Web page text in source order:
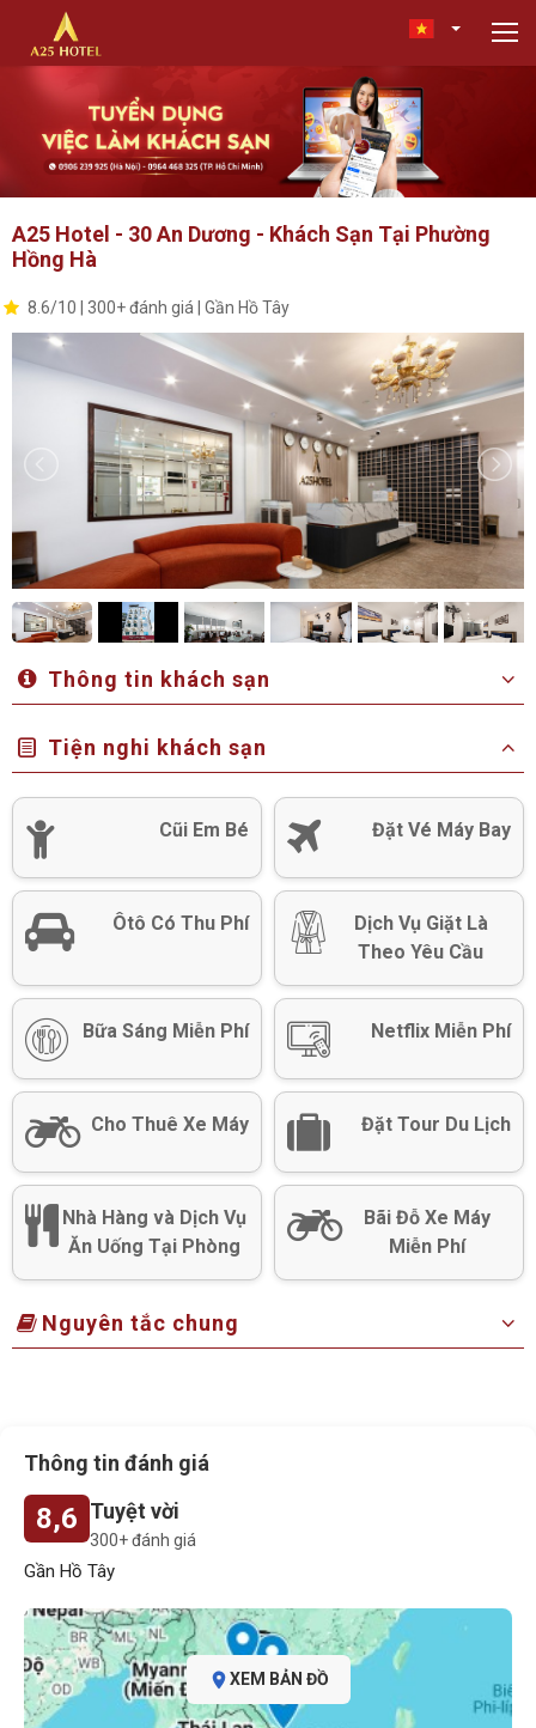
A25 Hotel - 30 An Dương - Khách Sạn Tại Phường
Hồng Hà
8.6/10 | 300+ đánh giá | Gần Hồ Tây
Thông tin khách sạn
Tiện nghi khách sạn
Cũi Em Bé Đặt Vé Máy Bay
Ôtô Có Thu Phí
Dịch Vụ Giặt Là
Theo Yêu Cầu
Bữa Sáng Miễn Phí Netflix Miễn Phí
Cho Thuê Xe Máy Đặt Tour Du Lịch
Nhà Hàng và Dịch Vụ
Ăn Uống Tại Phòng
Bãi Đỗ Xe Máy
Miễn Phí
Nguyên tắc chung
Thông tin đánh giá
8,6 Tuyệt vời
300+ đánh giá
Gần Hồ Tây
XEM BẢN ĐỒ